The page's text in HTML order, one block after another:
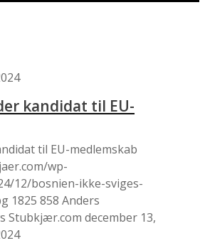
kandidat til EU-
til EU-medlemskab
wp-
12/bosnien-ikke-sviges-
1825 858 Anders
Stubkjær.com december 13,